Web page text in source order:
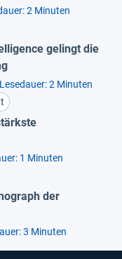
2 Minuten
gelingt die
Lesedauer: 2 Minuten
1 Minuten
der
3 Minuten